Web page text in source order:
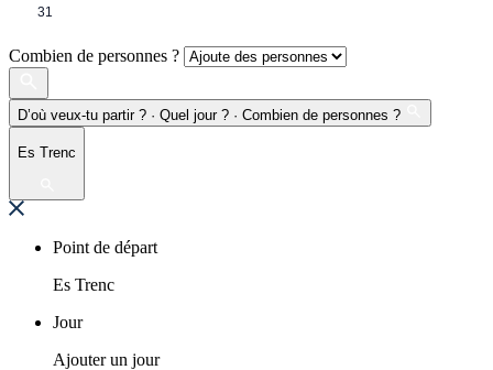
31
Combien de personnes ?
D’où veux-tu partir ? · Quel jour ? · Combien de personnes ?
Es Trenc
Point de départ
Es Trenc
Jour
Ajouter un jour